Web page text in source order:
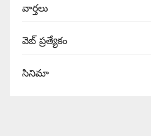
వార్త‌లు
వెబ్ ప్రత్యేకం
సినిమా